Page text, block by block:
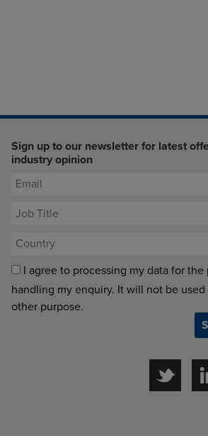
Sign up to our newsletter for latest
industry opinion
I agree to processing my data for the
handling my enquiry. It will not be used
other purpose.